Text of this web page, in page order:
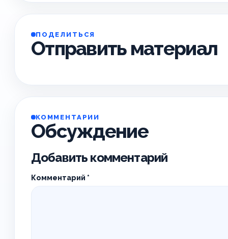
ПОДЕЛИТЬСЯ
Отправить материал
КОММЕНТАРИИ
Обсуждение
Добавить комментарий
Комментарий *